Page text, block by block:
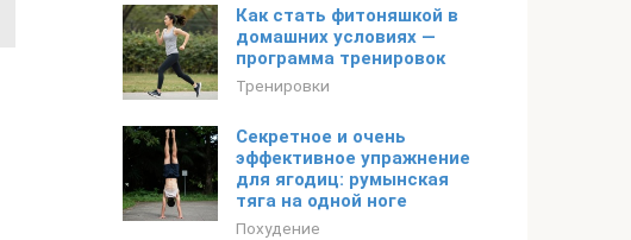
Как стать фитоняшкой в
домашних условиях —
программа тренировок
Тренировки
Секретное и очень
эффективное упражнение
для ягодиц: румынская
тяга на одной ноге
Похудение